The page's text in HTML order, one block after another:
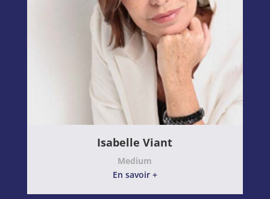
Isabelle Viant
Medium
En savoir +